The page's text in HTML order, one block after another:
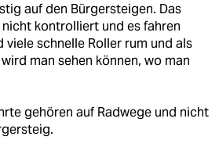
auf den Bürgersteigen. Das
nicht kontrolliert und es fahren
viele schnelle Roller rum und als
man sehen können, wo man
gehören auf Radwege und nicht